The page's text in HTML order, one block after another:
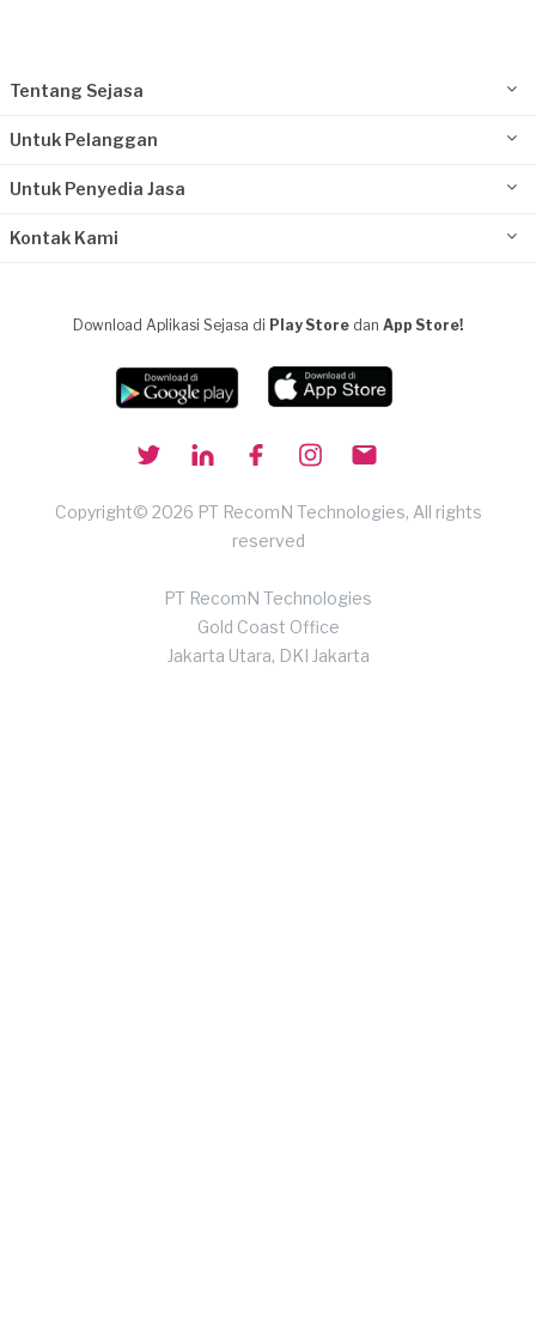
Tentang Sejasa
Untuk Pelanggan
Untuk Penyedia Jasa
Kontak Kami
Download Aplikasi Sejasa di Play Store dan App Store!
Copyright© 2026 PT RecomN Technologies, All rights
reserved
PT RecomN Technologies
Gold Coast Office
Jakarta Utara, DKI Jakarta